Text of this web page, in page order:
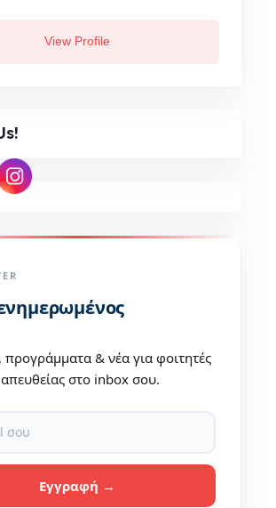
View Profile
προγράμματα & νέα για φοιτητές
απευθείας στο inbox σου.